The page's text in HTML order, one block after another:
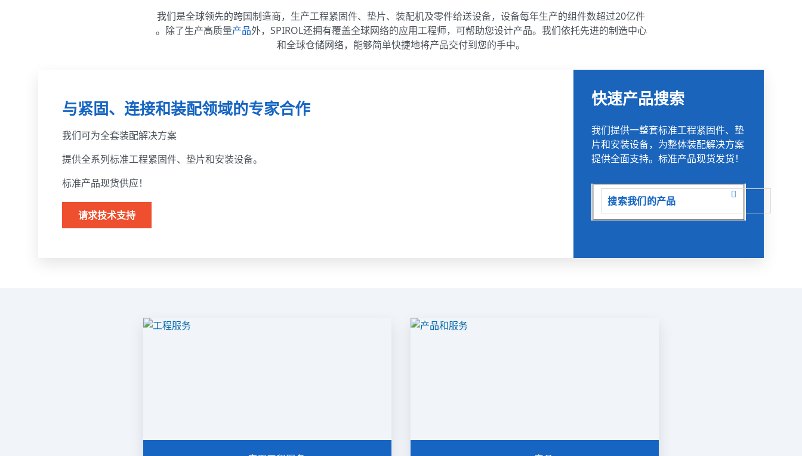
法国
我们是全球领先的跨国制造商，生产工程紧固件、垫片、装配机及零件给送设备，设备每年生产的组件数超过20亿件
。除了生产高质量产品外，SPIROL还拥有覆盖全球网络的应用工程师，可帮助您设计产品。我们依托先进的制造中心
和全球仓储网络，能够简单快捷地将产品交付到您的手中。
与紧固、连接和装配领域的专家合作
我们可为全套装配解决方案
提供全系列标准工程紧固件、垫片和安装设备。
标准产品现货供应！
请求技术支持
快速产品搜索
我们提供一整套标准工程紧固件、垫
片和安装设备，为整体装配解决方案
提供全面支持。标准产品现货发货！